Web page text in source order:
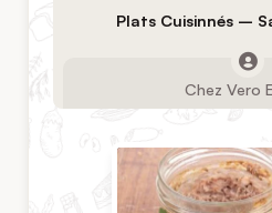
Plats Cuisinnés –
Chez Vero